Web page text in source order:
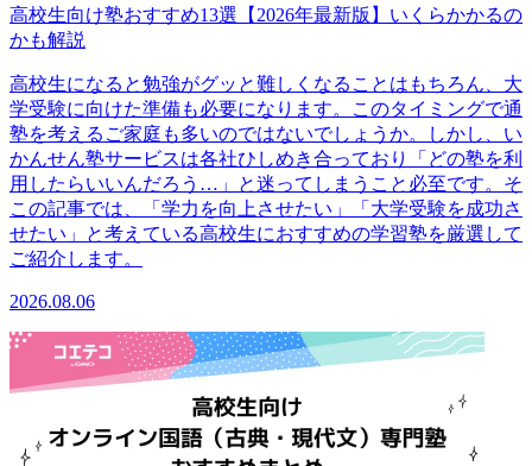
高校生向け塾おすすめ13選【2026年最新版】いくらかかるの
かも解説
高校生になると勉強がグッと難しくなることはもちろん、大
学受験に向けた準備も必要になります。このタイミングで通
塾を考えるご家庭も多いのではないでしょうか。しかし、い
かんせん塾サービスは各社ひしめき合っており「どの塾を利
用したらいいんだろう…」と迷ってしまうこと必至です。そ
この記事では、「学力を向上させたい」「大学受験を成功さ
せたい」と考えている高校生におすすめの学習塾を厳選して
ご紹介します。
2026.08.06